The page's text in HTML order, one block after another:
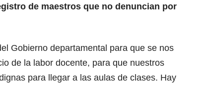
de maestros que no denuncian por
Gobierno departamental para que se nos
de la labor docente, para que nuestros
para llegar a las aulas de clases. Hay